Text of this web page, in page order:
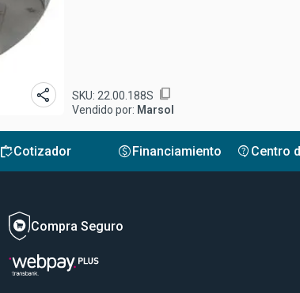
share SKU: 22.00.188S content_copy
Vendido por: Marsol
inventoryCotizador monetization_onFinanciamiento contact_support Centro
Compra Seguro